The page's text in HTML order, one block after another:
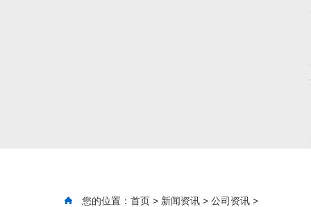
您的位置： 首页 > 新闻资讯 > 公司资讯 >